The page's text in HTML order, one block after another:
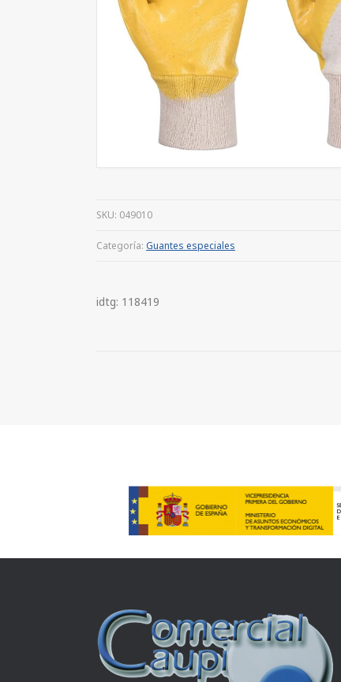
SKU: 049010
Categoría: Guantes especiales
idtg: 118419